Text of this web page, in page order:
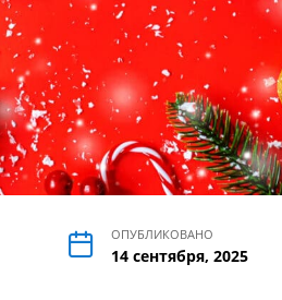
ОПУБЛИКОВАНО
14 сентября, 2025